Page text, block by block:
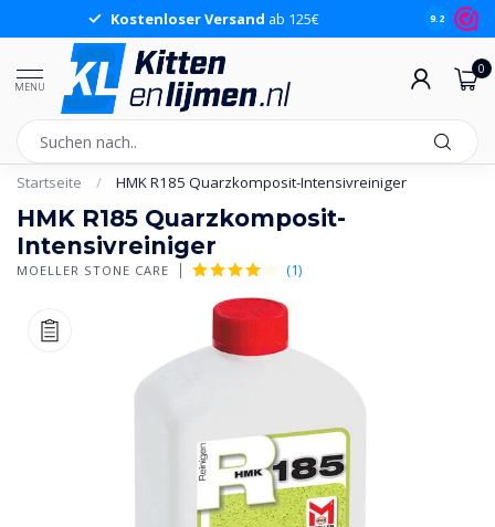
Kostenloser Versand ab 125€ 9.2
MENU
0
Startseite / HMK R185 Quarzkomposit-Intensivreiniger
HMK R185 Quarzkomposit-
Intensivreiniger
MOELLER STONE CARE (1)